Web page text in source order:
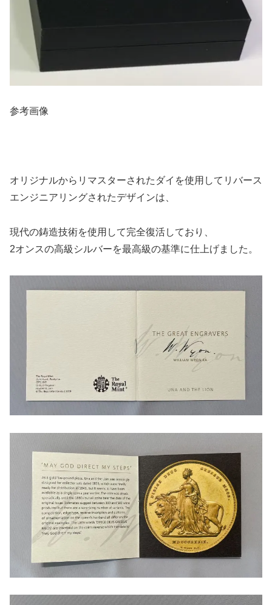
参考画像
オリジナルからリマスターされたダイを使用してリバース
エンジニアリングされたデザインは、
現代の鋳造技術を使用して完全復活しており、
2オンスの高級シルバーを最高級の基準に仕上げました。